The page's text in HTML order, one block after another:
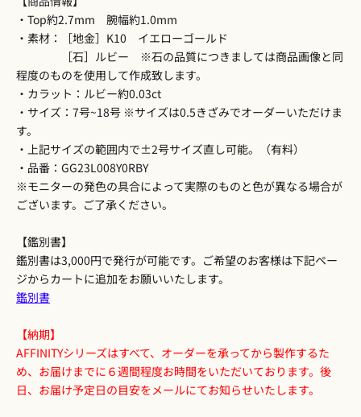
・Top約2.7mm 腕幅約1.0mm
・素材：［地金］K10 イエローゴールド
［石］ルビー ※石の品質につきましては商品画像と同
程度のものを使用して作成致します。
・カラット：ルビー約0.03ct
・サイズ：7号~18号 ※サイズは0.5きざみでオーダーいただけま
す。
・上記サイズの範囲内で±2号サイズ直し可能。（有料）
・品番：GG23L008Y0RBY
※モニターの発色の具合によって実際のものと色が異なる場合が
ございます。ご了承ください。
【鑑別書】
鑑別書は3,000円で発行が可能です。ご希望のお客様は下記ペー
ジからカートに追加をお願いいたします。
鑑別書
【納期】
AFFINITYシリーズはすべて、オーダーを承ってから製作するた
め、お届けまでに６週間程度お時間をいただいております。後
日、お届け予定日の目安をメールにてお知らせいたします。